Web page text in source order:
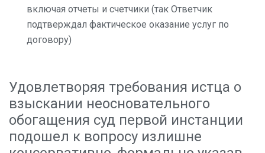
включая отчеты и счетчики (так Ответчик
подтверждал фактическое оказание услуг по
договору)
Удовлетворяя требования истца о
взыскании неосновательного
обогащения суд первой инстанции
подошел к вопросу излишне